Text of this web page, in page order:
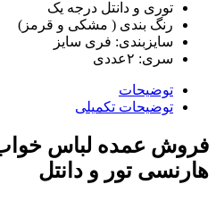
توری و دانتل درجه یک
رنگ بندی ( مشکی و قرمز)
سایزبندی: فری سایز
سری: ٢عددی
توضیحات
توضیحات تکمیلی
فروش عمده لباس خواب
هارنسی تور و دانتل